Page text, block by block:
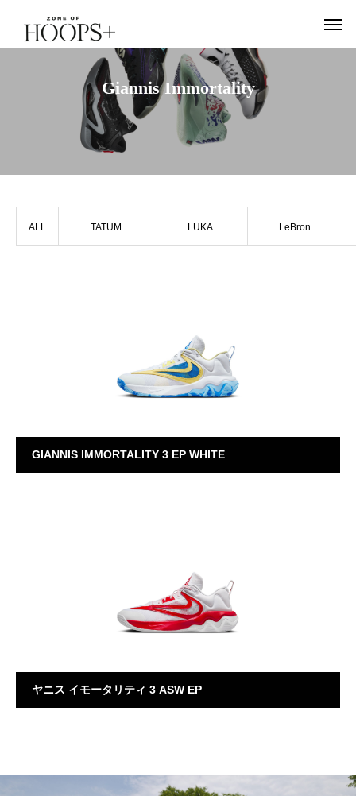
Giannis Immortality
ALL TATUM LUKA LeBron
GIANNIS IMMORTALITY 3 EP WHITE
ヤニス イモータリティ 3 ASW EP